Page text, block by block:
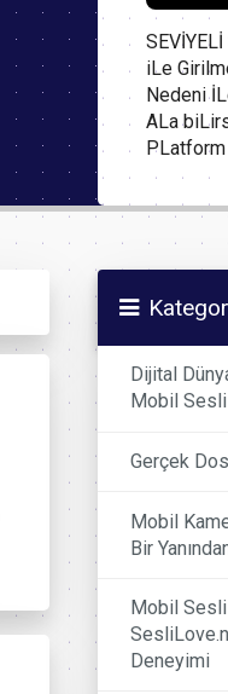
iLe
Nedeni
ALa
PLatform
Dijital
Mobil
Gerçek
Mobil
Bir
Mobil
Deneyimi